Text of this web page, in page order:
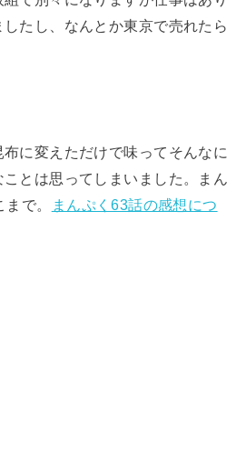
たし、なんとか東京で売れたら
に変えただけで味ってそんなに
とは思ってしまいました。まん
で。
まんぷく63話の感想につ